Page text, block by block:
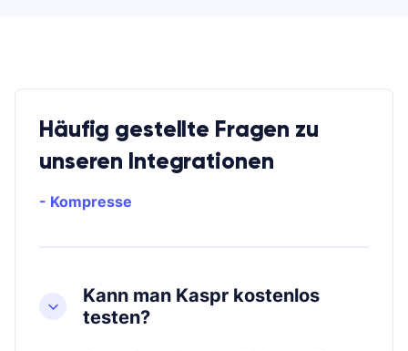
Häufig gestellte Fragen zu
unseren Integrationen
- Kompresse
Kann man Kaspr kostenlos
testen?